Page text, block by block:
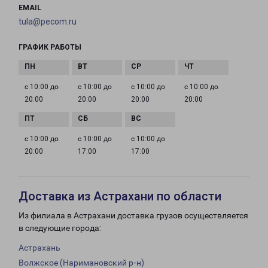
EMAIL
tula@pecom.ru
ГРАФИК РАБОТЫ
с 10:00 до
20:00
с 10:00 до
20:00
с 10:00 до
20:00
с 10:00 до
20:00
с 10:00 до
20:00
с 10:00 до
17:00
с 10:00 до
17:00
Доставка из Астрахани по области
Из филиала в Астрахани доставка грузов осуществляется
в следующие города:
Астрахань
Волжское (Наримановский р-н)